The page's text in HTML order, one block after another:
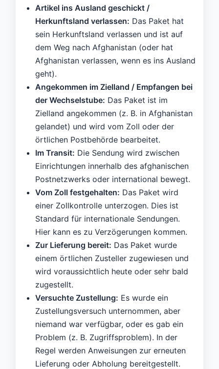
Artikel ins Ausland geschickt /
Herkunftsland verlassen: Das Paket hat
sein Herkunftsland verlassen und ist auf
dem Weg nach Afghanistan (oder hat
Afghanistan verlassen, wenn es ins Ausland
geht).
Angekommen im Zielland / Empfangen bei
der Wechselstube: Das Paket ist im
Zielland angekommen (z. B. in Afghanistan
gelandet) und wird vom Zoll oder der
örtlichen Postbehörde bearbeitet.
Im Transit: Die Sendung wird zwischen
Einrichtungen innerhalb des afghanischen
Postnetzwerks oder international bewegt.
Vom Zoll festgehalten: Das Paket wird
einer Zollkontrolle unterzogen. Dies ist
Standard für internationale Sendungen.
Hier kann es zu Verzögerungen kommen.
Zur Lieferung bereit: Das Paket wurde
einem örtlichen Zusteller zugewiesen und
wird voraussichtlich heute oder sehr bald
zugestellt.
Versuchte Zustellung: Es wurde ein
Zustellungsversuch unternommen, aber
niemand war verfügbar, oder es gab ein
Problem (z. B. Zugriffsproblem). In der
Regel werden Anweisungen zur erneuten
Lieferung oder Abholung bereitgestellt.